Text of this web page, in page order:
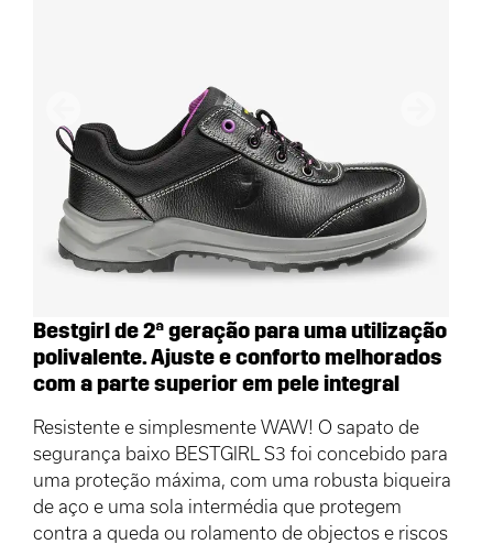
Anterior
Bestgirl de 2ª geração para uma utilização
polivalente. Ajuste e conforto melhorados
com a parte superior em pele integral
Resistente e simplesmente WAW! O sapato de
segurança baixo BESTGIRL S3 foi concebido para
uma proteção máxima, com uma robusta biqueira
de aço e uma sola intermédia que protegem
contra a queda ou rolamento de objectos e riscos